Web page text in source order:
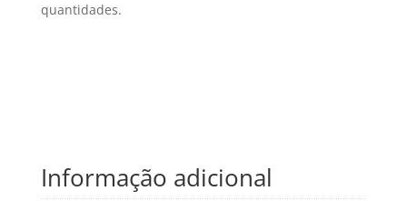
quantidades.
Informação adicional